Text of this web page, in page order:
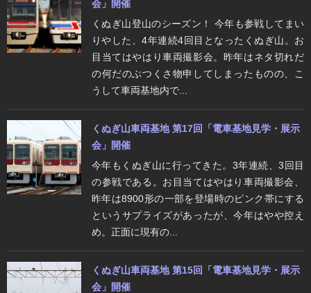
会」開催
くぬぎ山登山のシーズン！ 今年も参戦してまい
りやした、4年連続4回目となったくぬぎ山。お
目当てはやはり車両撮影会。昨年はネタ切れだ
の何だのぶつくさ物申してしまったものの、こ
うして車両基地内で...
くぬぎ山車両基地 第17回「電車基地見学・展示
会」開催
今年もくぬぎ山に行ってきた。3年連続、3回目
の参戦である。お目当てはやはり車両撮影会、
昨年は8900形の一部を登場時のピンク帯にする
というサプライズがあったが、今年はやや控え
め。正面に現有の...
くぬぎ山車両基地 第15回「電車基地見学・展示
会」開催